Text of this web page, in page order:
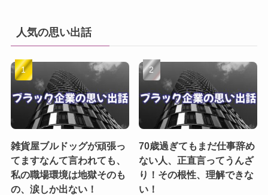
人気の思い出話
雑貨屋ブルドッグが頑張っ
てますなんて言われても、
私の職場環境は地獄そのも
の、涙しか出ない！
70歳過ぎてもまだ仕事辞め
ない人、正直言ってうんざ
り！その根性、理解できな
い！